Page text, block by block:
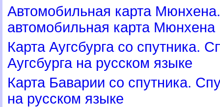
Автомобильная карта
автомобильная карта
Карта Аугсбурга со спутника.
Аугсбурга на русском языке
Карта Баварии со спутника.
на русском языке